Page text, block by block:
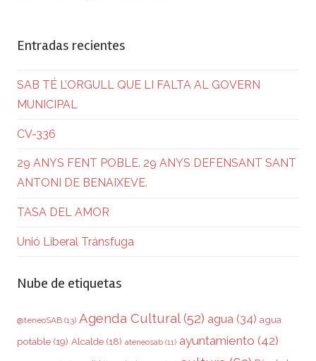
Entradas recientes
SAB TÉ L’ORGULL QUE LI FALTA AL GOVERN
MUNICIPAL
CV-336
29 ANYS FENT POBLE. 29 ANYS DEFENSANT SANT
ANTONI DE BENAIXEVE.
TASA DEL AMOR
Unió Liberal Tránsfuga
Nube de etiquetas
@teneoSAB (13) Agenda Cultural(52) agua (34) agua
potable (19) Alcalde (18) ateneosab (11) ayuntamiento (42)